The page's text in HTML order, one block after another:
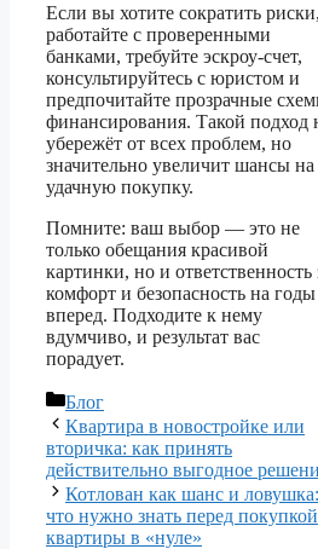
Если вы хотите сократить риски,
работайте с проверенными
банками, требуйте эскроу-счет,
консультируйтесь с юристом и
предпочитайте прозрачные
финансирования. Такой подход
убережёт от всех проблем, но
значительно увеличит шансы на
удачную покупку.
Помните: ваш выбор — это не
только обещания красивой
картинки, но и ответственность
комфорт и безопасность на годы
вперед. Подходите к нему
вдумчиво, и результат вас
порадует.
Рубрики
Блог
Квартира в новостройке или
вторичка: как принять
действительно выгодное
Котлован как шанс и ловушка:
что нужно знать перед покупкой
квартиры в «нуле»